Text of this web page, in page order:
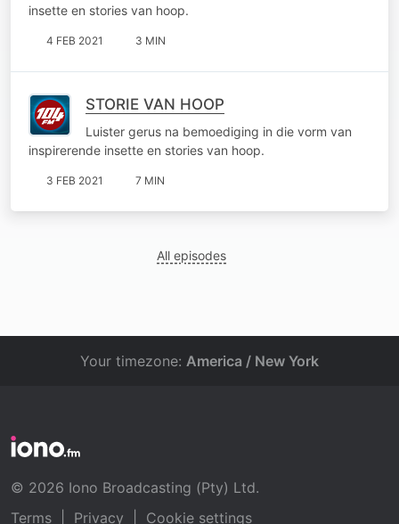
insette en stories van hoop.
4 FEB 2021 3 MIN
STORIE VAN HOOP
Luister gerus na bemoediging in die vorm van
inspirerende insette en stories van hoop.
3 FEB 2021 7 MIN
All episodes
Your timezone: America / New York
© 2026 Iono Broadcasting (Pty) Ltd.
Terms
Privacy Cookie settings